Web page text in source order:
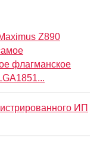
Z890
флагманское
ИП